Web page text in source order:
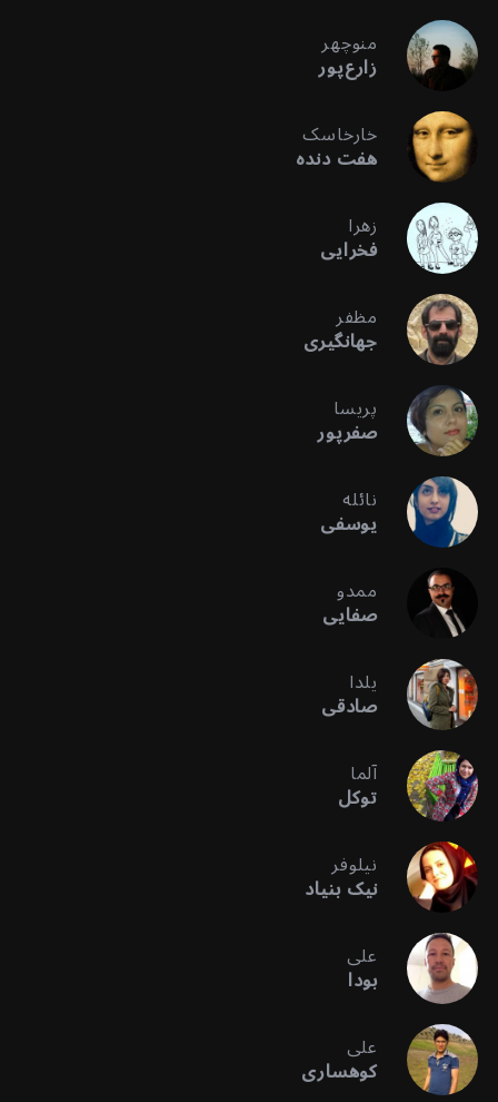
منوچهر
زارع‌پور
خارخاسک
هفت دنده
زهرا
فخرایی
مظفر
جهانگیری
پریسا
صفرپور
نائله
یوسفی
ممدو
صفایی
یلدا
صادقی
آلما
توکل
نیلوفر
نیک بنیاد
علی
بودا
علی
کوهساری